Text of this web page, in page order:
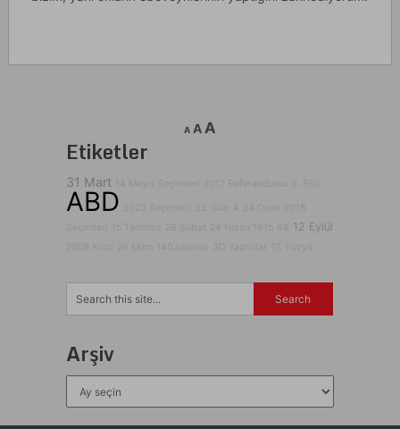
A AA
Etiketler
31 Mart
ABD
12 Eylül
Arşiv